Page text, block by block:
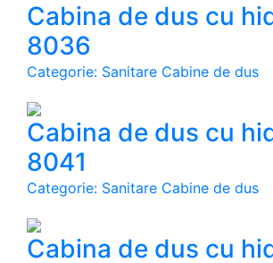
Cabina de dus cu
8036
Categorie: Sanitare Cabine de dus
Cabina de dus cu
8041
Categorie: Sanitare Cabine de dus
Cabina de dus cu